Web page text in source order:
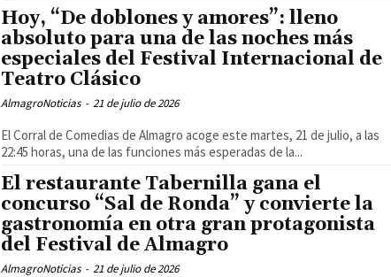
Hoy, “De doblones y amores”: lleno
absoluto para una de las noches más
especiales del Festival Internacional de
Teatro Clásico
AlmagroNoticias - 21 de julio de 2026
El Corral de Comedias de Almagro acoge este martes, 21 de julio, a las
22:45 horas, una de las funciones más esperadas de la...
El restaurante Tabernilla gana el
concurso “Sal de Ronda” y convierte la
gastronomía en otra gran protagonista
del Festival de Almagro
AlmagroNoticias - 21 de julio de 2026